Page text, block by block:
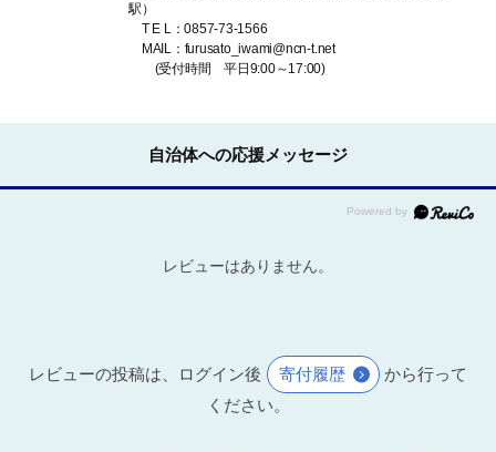
駅）
T E L：0857-73-1566
MAIL：furusato_iwami@ncn-t.net
(受付時間 平日9:00～17:00)
自治体への応援メッセージ
レビューはありません。
レビューの投稿は、ログイン後 寄付履歴
から行って
ください。